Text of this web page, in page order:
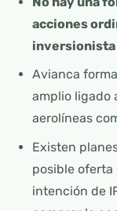
acciones
inversionista
Avianca
amplio ligado
aerolíneas
Existen
posible oferta
intención de